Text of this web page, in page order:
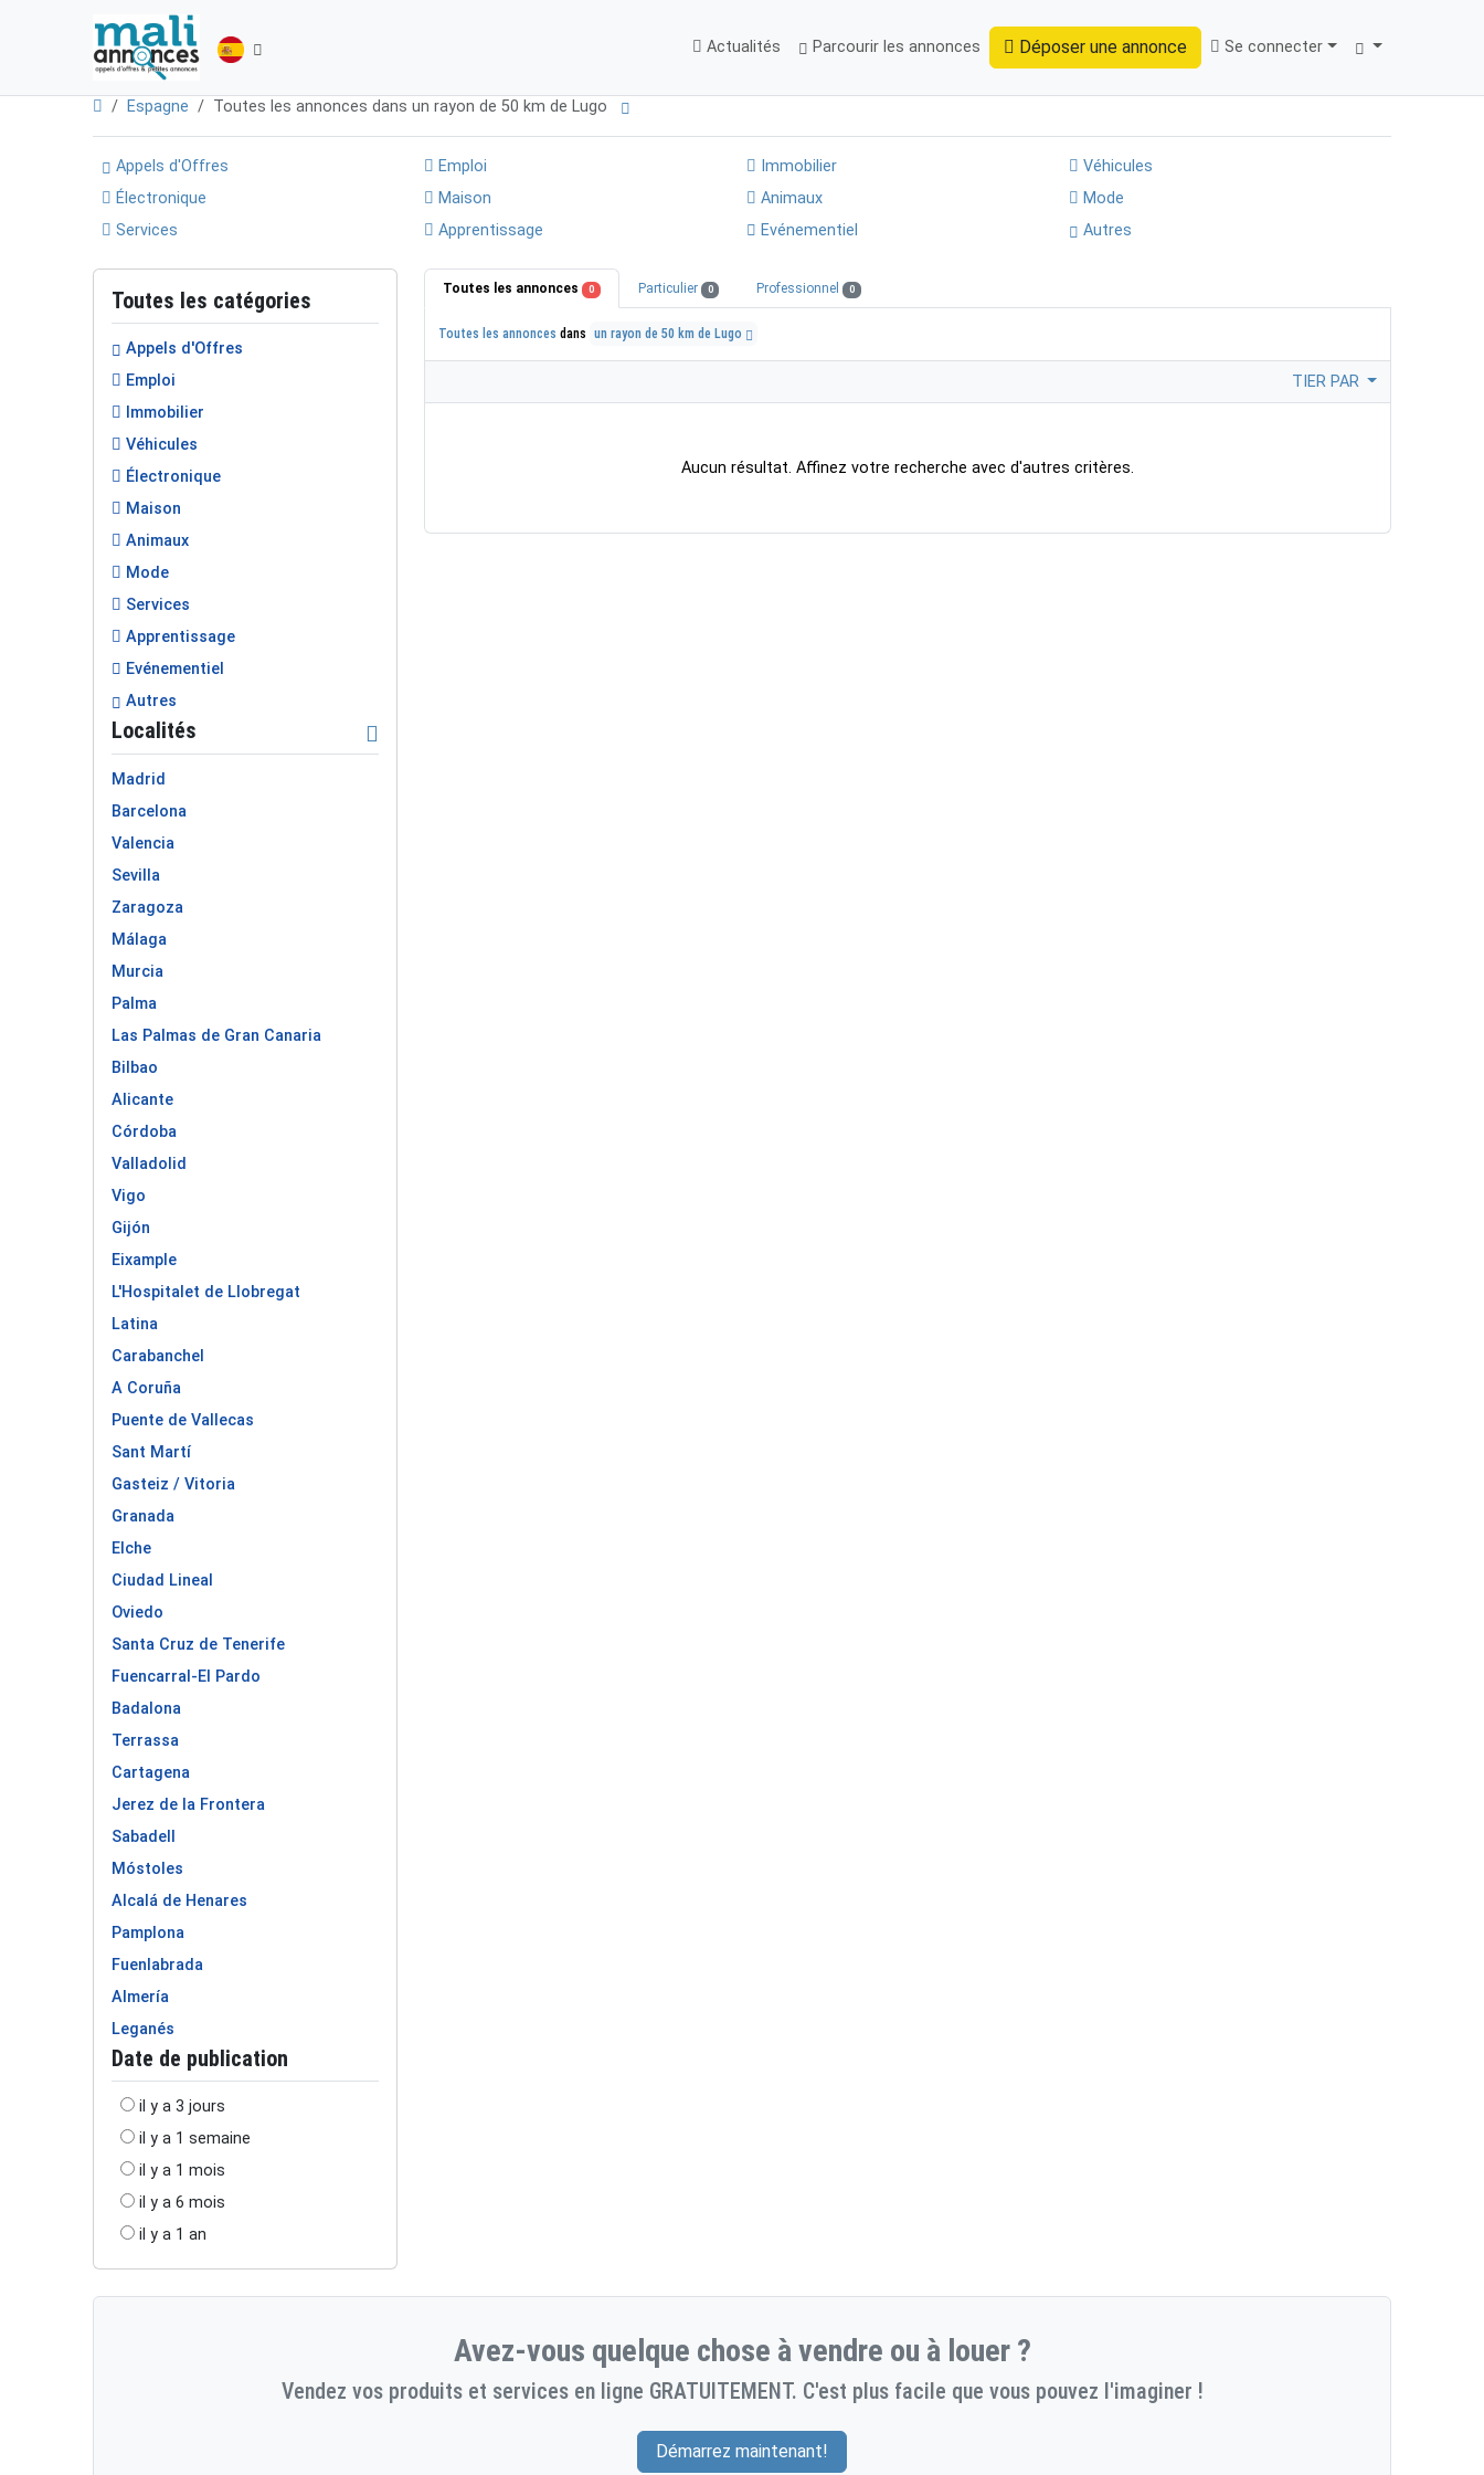
Actualités Parcourir les annonces Déposer une annonce Se connecter
Trouver
Espagne Toutes les annonces dans un rayon de 50 km de Lugo
Appels d'Offres Emploi Immobilier
Véhicules
Électronique
Maison Animaux
Mode
Services
Apprentissage Evénementiel Autres
Toutes les catégories
Appels d'Offres
Emploi
Immobilier
Véhicules
Électronique
Maison
Animaux
Mode
Services
Apprentissage
Evénementiel
Autres
Localités
Madrid
Barcelona
Valencia
Sevilla
Zaragoza
Málaga
Murcia
Palma
Las Palmas de Gran Canaria
Bilbao
Alicante
Córdoba
Valladolid
Vigo
Gijón
Eixample
L'Hospitalet de Llobregat
Latina
Carabanchel
A Coruña
Puente de Vallecas
Sant Martí
Gasteiz / Vitoria
Granada
Elche
Ciudad Lineal
Oviedo
Santa Cruz de Tenerife
Fuencarral-El Pardo
Badalona
Terrassa
Cartagena
Jerez de la Frontera
Sabadell
Móstoles
Alcalá de Henares
Pamplona
Fuenlabrada
Almería
Leganés
Date de publication
il y a 3 jours
il y a 1 semaine
il y a 1 mois
il y a 6 mois
il y a 1 an
Toutes les annonces 0 Particulier 0 Professionnel 0
Toutes les annonces dans un rayon de 50 km de Lugo
TIER PAR
Aucun résultat. Affinez votre recherche avec d'autres critères.
Avez-vous quelque chose à vendre ou à louer ?
Vendez vos produits et services en ligne GRATUITEMENT. C'est plus facile que vous pouvez l'imaginer !
Démarrez maintenant!